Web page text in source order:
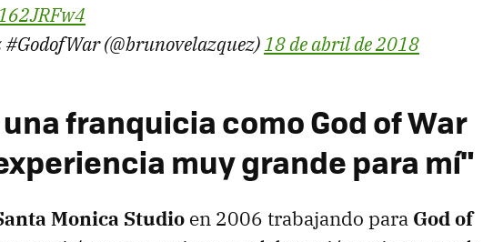
(@brunovelazquez)18 de abril de 2018
franquicia como God of War
muy grande para mí"
Monica Studio en 2006 trabajando para God of